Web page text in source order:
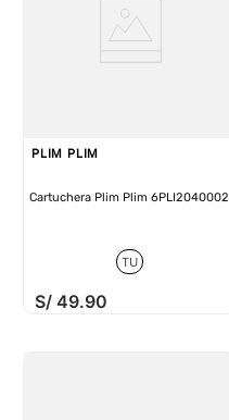
PLIM PLIM
Cartuchera Plim Plim 6PLI2040002
TU
S/ 49.90